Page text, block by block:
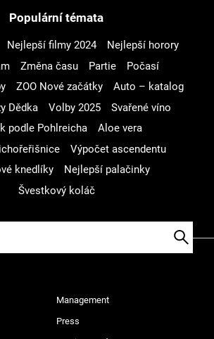
Populární témata
Nejlepší filmy 2024
Nejlepší horory
Změna času Partie
Počasí
ZOO Nové začátky
Auto – katalog
Dědka
Volby 2025
Svařené víno
podle Pohlreicha
Aloe vera
Výpočet ascendentu
knedlíky
Nejlepší palačinky
Švestkový koláč
Management
Press